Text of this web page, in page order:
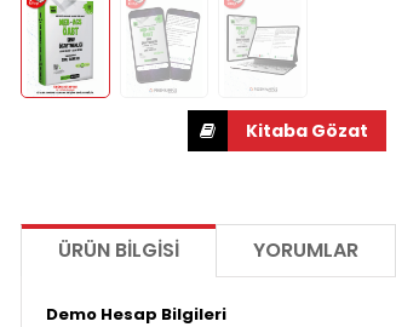
ÜRÜN BILGISI YORUMLAR
Demo Hesap Bilgileri